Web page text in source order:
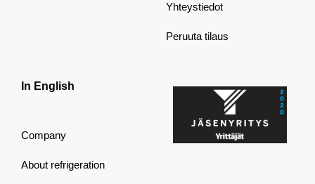
Yhteystiedot
Peruuta tilaus
In English
Company
About refrigeration